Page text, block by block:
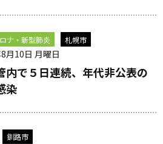
ナ・新型肺炎 札幌市
月10日 月曜日
内で５日連続、年代非公表の
染
釧路市